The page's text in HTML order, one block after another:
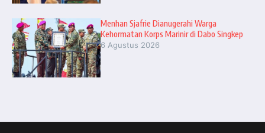
Menhan Sjafrie Dianugerahi Warga
Kehormatan Korps Marinir di Dabo Singkep
6 Agustus 2026